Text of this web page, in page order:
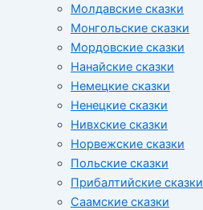
Молдавские сказки
Монгольские сказки
Мордовские сказки
Нанайские сказки
Немецкие сказки
Ненецкие сказки
Нивхские сказки
Норвежские сказки
Польские сказки
Прибалтийские сказки
Cаамские сказки